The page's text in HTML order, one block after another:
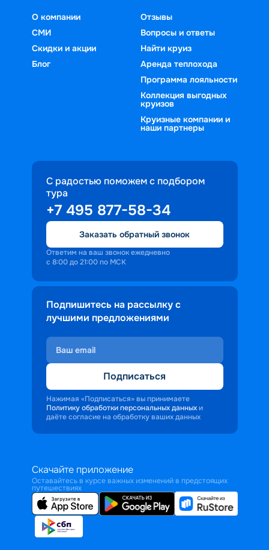
О компании
СМИ
Скидки и акции
Блог
Отзывы
Вопросы и ответы
Найти круиз
Аренда теплохода
Программа лояльности
Коллекция выгодных
круизов
Круизные компании и
наши партнеры
С радостью поможем с подбором
тура
+7 495 877-58-34
Заказать обратный звонок
Ответим на ваш звонок ежедневно
с 8:00 до 21:00 по МСК
Подпишитесь на рассылку с
лучшими предложениями
Подписаться
Нажимая «Подписаться» вы принимаете
Политику обработки персональных данных и
даёте согласие на обработку ваших данных
Скачайте приложение
Оставайтесь в курсе важных изменений в предстоящих
путешествиях